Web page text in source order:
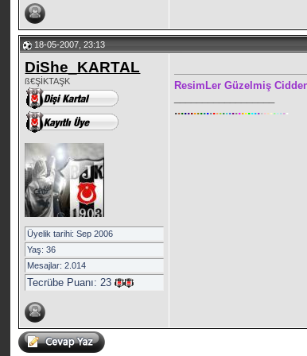
18-05-2007, 23:13
DiShe_KARTAL
ß€ŞİKTAŞK
Üyelik tarihi: Sep 2006
Yaş: 36
Mesajlar: 2.014
Tecrübe Puanı:23
ResimLer Güzelmiş
....................................